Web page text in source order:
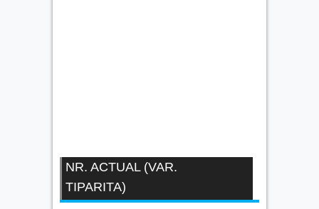
NR. ACTUAL (VAR.
TIPARITA)